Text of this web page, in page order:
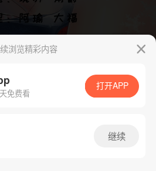
App免费看
腾漫App免费看
浏览精彩内容
免费看
打开APP
继续